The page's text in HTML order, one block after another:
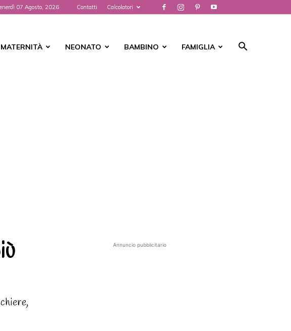
07 Agosto, 2026 Contatti Calcolatori
MATERNITÀ NEONATO BAMBINO FAMIGLIA
Annuncio pubblicitario